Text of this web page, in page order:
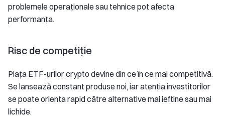
problemele operaționale sau tehnice pot afecta
performanța.
Risc de competiție
Piața ETF-urilor crypto devine din ce în ce mai competitivă.
Se lansează constant produse noi, iar atenția investitorilor
se poate orienta rapid către alternative mai ieftine sau mai
lichide.